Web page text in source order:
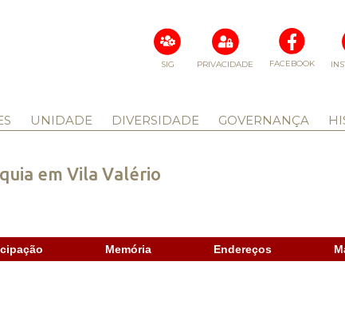
FACEBOOK
PRIVACIDADE
SIG
UNIDADE DIVERSIDADE GOVERNANÇA
em Vila Valério
Memória Endereços